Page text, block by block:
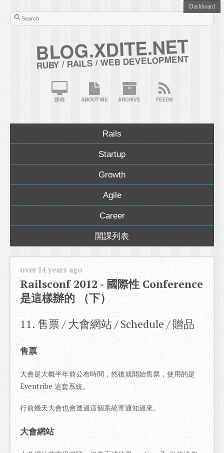
BLOG.XDITE.NET
RUBY / RAILS / WEB DEVELOPMENT
課程 ABOUT ME ARCHIVE FEEDS
Rails
Startup
Growth
Agile
Career
開課列表
over 14 years ago
Railsconf 2012 - 國際性 Conference
是這樣辦的 （下）
11. 售票 / 大會網站 / Schedule / 贈品
售票
大會是大概半年前公布時間，然後就開始售票，使用的是
Eventribe 這套系統。
行前幾天大會也會透過這個系統寄通知過來。
大會網站